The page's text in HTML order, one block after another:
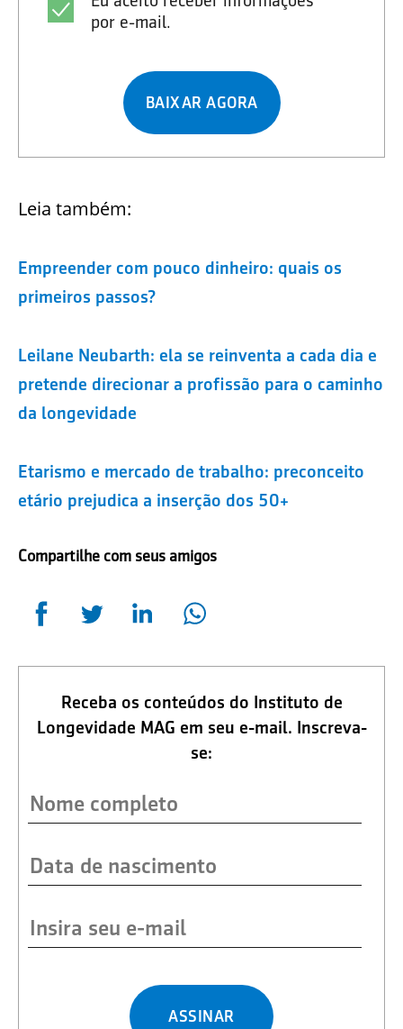
por e-mail.
BAIXAR AGORA
Leia também:
Empreender com pouco dinheiro: quais os
primeiros passos?
Leilane Neubarth: ela se reinventa a cada dia e
pretende direcionar a profissão para o caminho
da longevidade
Etarismo e mercado de trabalho: preconceito
etário prejudica a inserção dos 50+
Compartilhe com seus amigos
Receba os conteúdos do Instituto de
Longevidade MAG em seu e-mail. Inscreva-
se:
ASSINAR